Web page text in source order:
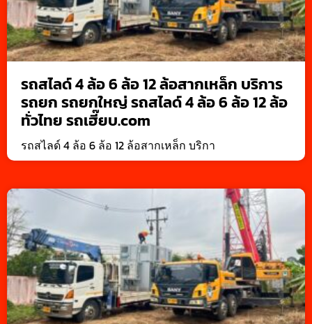
รถสไลด์ 4 ล้อ 6 ล้อ 12 ล้อสากเหล็ก บริการ
รถยก รถยกใหญ่ รถสไลด์ 4 ล้อ 6 ล้อ 12 ล้อ
ทั่วไทย รถเฮี๊ยบ.com
รถสไลด์ 4 ล้อ 6 ล้อ 12 ล้อสากเหล็ก บริกา